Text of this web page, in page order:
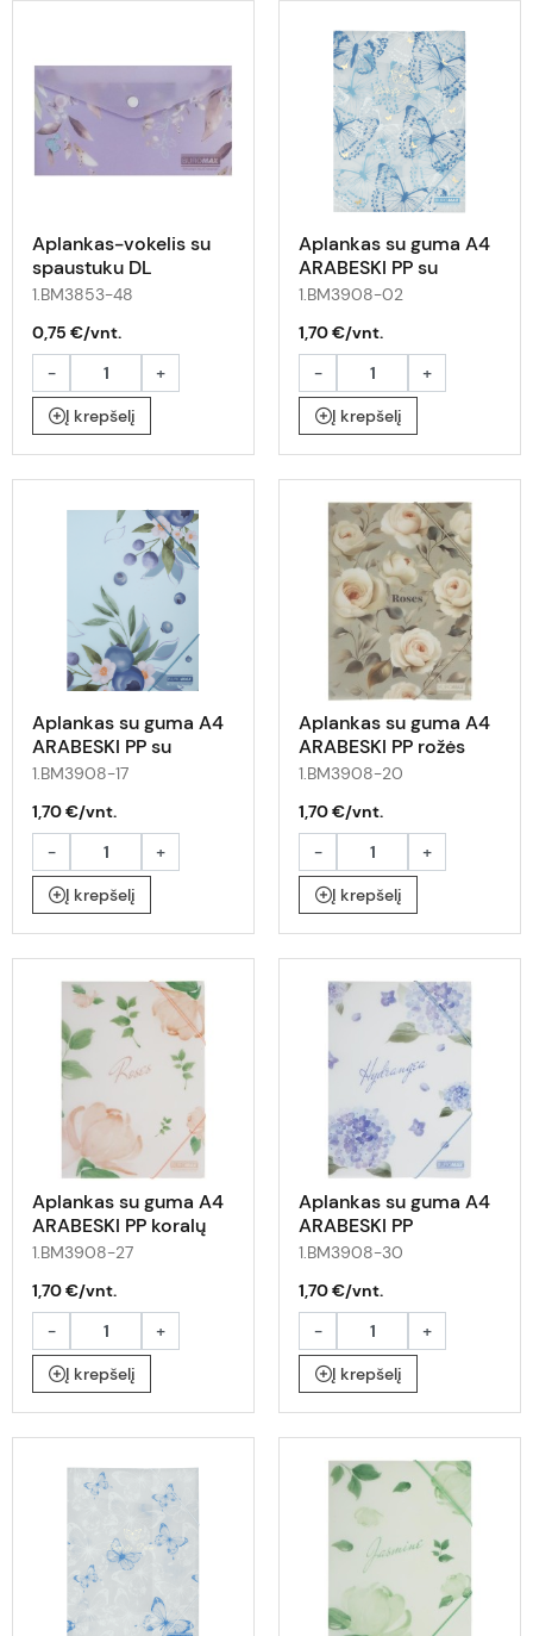
Aplankas-vokelis su
spaustuku DL
ARABESKI violetinis
1.BM3853-48
0,75 €/vnt.
-
+
Į krepšelį
Aplankas su guma A4
ARABESKI PP su
drugeliais
1.BM3908-02
1,70 €/vnt.
-
+
Į krepšelį
Aplankas su guma A4
ARABESKI PP su
uogomis
1.BM3908-17
1,70 €/vnt.
-
+
Į krepšelį
Aplankas su guma A4
ARABESKI PP rožės
1.BM3908-20
1,70 €/vnt.
-
+
Į krepšelį
Aplankas su guma A4
ARABESKI PP koralų
1.BM3908-27
1,70 €/vnt.
-
+
Į krepšelį
Aplankas su guma A4
ARABESKI PP
šv.mėlynas
1.BM3908-30
1,70 €/vnt.
-
+
Į krepšelį